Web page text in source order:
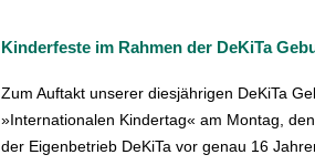
Kinderfeste im Rahmen der DeKiTa
Zum Auftakt unserer diesjährigen DeKiTa
»Internationalen Kindertag« am Montag,
der Eigenbetrieb DeKiTa vor genau 16